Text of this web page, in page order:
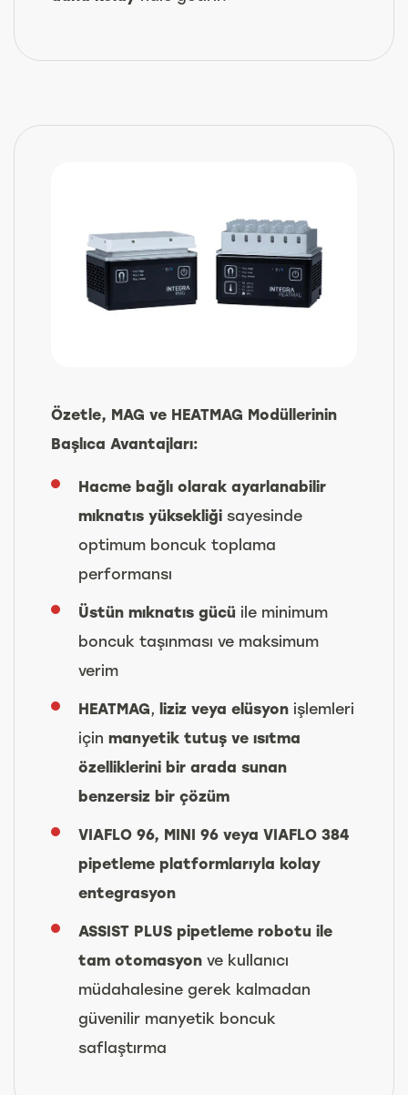
Özetle, MAG ve HEATMAG Modüllerinin
Başlıca Avantajları:
Hacme bağlı olarak ayarlanabilir
mıknatıs yüksekliği sayesinde
optimum boncuk toplama
performansı
Üstün mıknatıs gücü ile minimum
boncuk taşınması ve maksimum
verim
HEATMAG, liziz veya elüsyon işlemleri
için manyetik tutuş ve ısıtma
özelliklerini bir arada sunan
benzersiz bir çözüm
VIAFLO 96, MINI 96 veya VIAFLO 384
pipetleme platformlarıyla kolay
entegrasyon
ASSIST PLUS pipetleme robotu ile
tam otomasyon ve kullanıcı
müdahalesine gerek kalmadan
güvenilir manyetik boncuk
saflaştırma